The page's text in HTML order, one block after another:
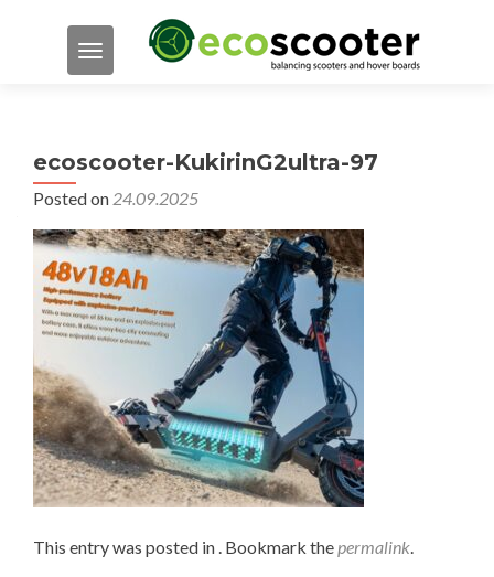
TOGGLE NAVIGATION
ecoscooter-KukirinG2ultra-97
Posted on 24.09.2025
This entry was posted in . Bookmark thepermalink.